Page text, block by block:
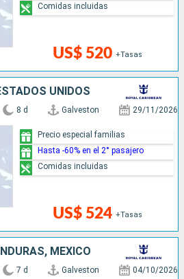
US$ 520 +Tasas
Comidas incluidas
UNIDOS
8 d Galveston 29/11/2026
US$ 524 +Tasas
Precio especial familias
Hasta -60% en el 2° pasajero
Comidas incluidas
MÉXICO
7 d Galveston 04/10/2026